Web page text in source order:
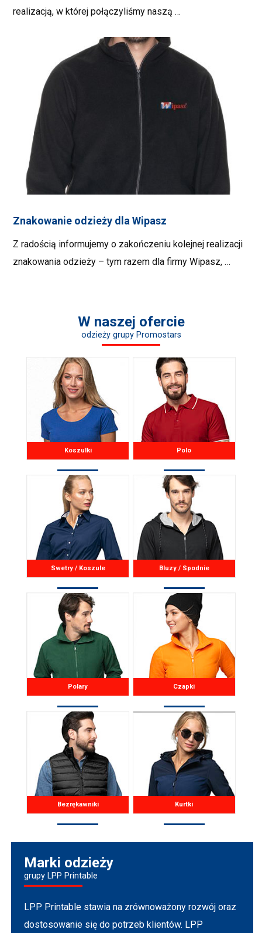
realizacją, w której połączyliśmy naszą …
Znakowanie odzieży dla Wipasz
Z radością informujemy o zakończeniu kolejnej realizacji
znakowania odzieży – tym razem dla firmy Wipasz, …
W naszej ofercie
odzieży grupy Promostars
Koszulki Polo
Swetry / Koszule Bluzy / Spodnie
Polary Czapki
Bezrękawniki Kurtki
Marki odzieży
grupy LPP Printable
LPP Printable stawia na zrównoważony rozwój oraz
dostosowanie się do potrzeb klientów. LPP